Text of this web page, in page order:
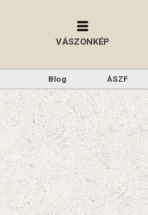
VÁSZONKÉP
Blog ÁSZF